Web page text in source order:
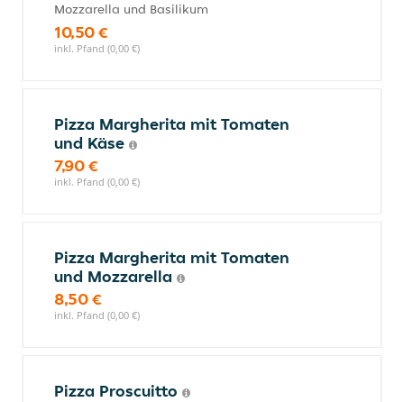
Mozzarella und Basilikum
10,50 €
inkl. Pfand (0,00 €)
Pizza Margherita mit Tomaten
und Käse
7,90 €
inkl. Pfand (0,00 €)
Pizza Margherita mit Tomaten
und Mozzarella
8,50 €
inkl. Pfand (0,00 €)
Pizza Proscuitto